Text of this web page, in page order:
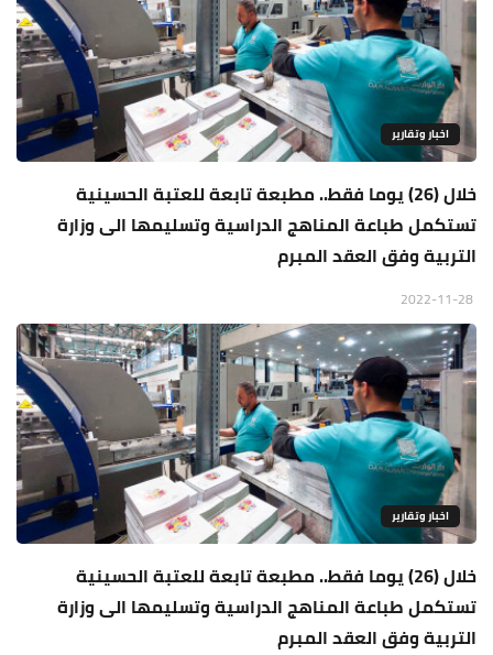
اخبار وتقارير
خلال (26) يوما فقط.. مطبعة تابعة للعتبة الحسينية
تستكمل طباعة المناهج الدراسية وتسليمها الى وزارة
التربية وفق العقد المبرم
اخبار وتقارير
خلال (26) يوما فقط.. مطبعة تابعة للعتبة الحسينية
تستكمل طباعة المناهج الدراسية وتسليمها الى وزارة
التربية وفق العقد المبرم